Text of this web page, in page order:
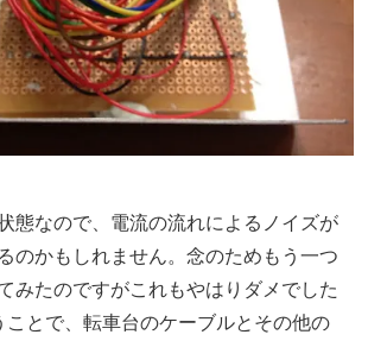
態なので、電流の流れによるノイズが
のかもしれません。念のためもう一つ
みたのですがこれもやはりダメでした
とで、転車台のケーブルとその他の